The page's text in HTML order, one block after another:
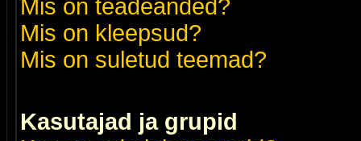
Mis on teadeanded?
Mis on kleepsud?
Mis on suletud teemad?
Kasutajad ja grupid